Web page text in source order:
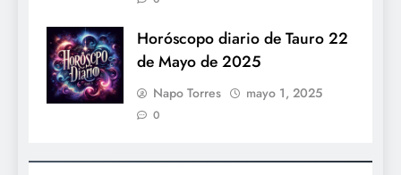
Horóscopo diario de Tauro 22
de Mayo de 2025
Napo Torres mayo 1, 2025
0